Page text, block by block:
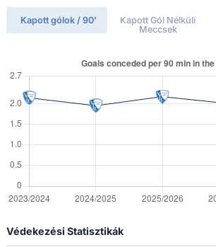
Kapott gólok / 90'
Kapott Gól Nélküli
Meccsek
Védekezési Statisztikák